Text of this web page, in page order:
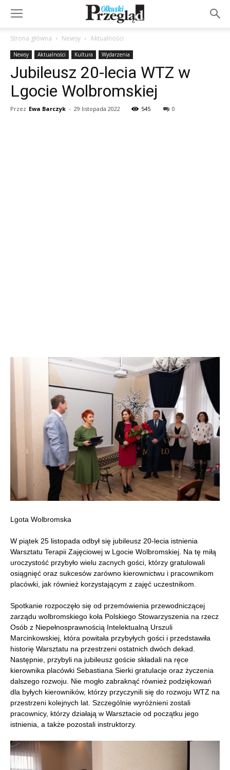
Strona główna Newsy Aktualności
Newsy Aktualności Kultura Wydarzenia
Jubileusz 20-lecia WTZ w
Lgocie Wolbromskiej
Przez Ewa Barczyk - 29 listopada 2022 545 0
Lgota Wolbromska
W piątek 25 listopada odbył się jubileusz 20-lecia istnienia
Warsztatu Terapii Zajęciowej w Lgocie Wolbromskiej. Na tę miłą
uroczystość przybyło wielu zacnych gości, którzy gratulowali
osiągnięć oraz sukcesów zarówno kierownictwu i pracownikom
placówki, jak również korzystającym z zajęć uczestnikom.
Spotkanie rozpoczęło się od przemówienia przewodniczącej
zarządu wolbromskiego koła Polskiego Stowarzyszenia na rzecz
Osób z Niepełnosprawnością Intelektualną Urszuli
Marcinkowskiej, która powitała przybyłych gości i przedstawiła
historię Warsztatu na przestrzeni ostatnich dwóch dekad.
Następnie, przybyli na jubileusz goście składali na ręce
kierownika placówki Sebastiana Sierki gratulacje oraz życzenia
dalszego rozwoju. Nie mogło zabraknąć również podziękowań
dla byłych kierowników, którzy przyczynili się do rozwoju WTZ na
przestrzeni kolejnych lat. Szczególnie wyróżnieni zostali
pracownicy, którzy działają w Warsztacie od początku jego
istnienia, a także pozostali instruktorzy.